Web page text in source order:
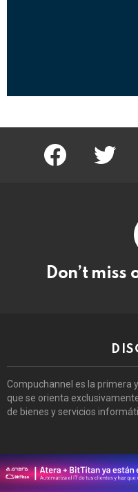
facebook twitter
Don’t miss
Compuchannel es la primera
que se orienta
de bienes y servicios